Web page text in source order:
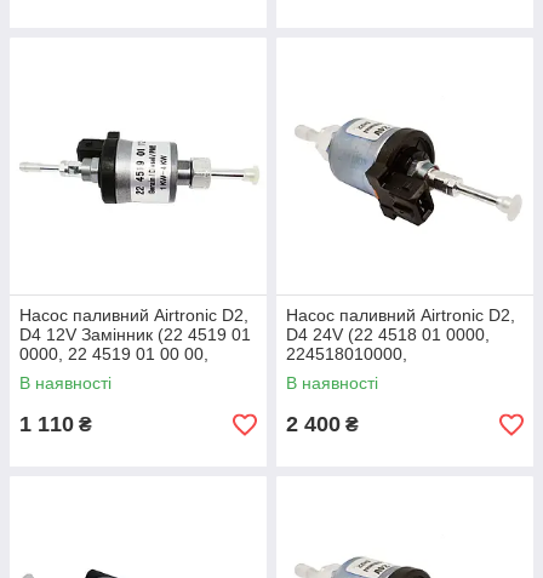
Насос паливний Airtronic D2,
D4 12V Замінник (22 4519 01
0000, 22 4519 01 00 00,
224519010000, 22 4519 01,
224519010000/Z)
В наявності
1 110 ₴
Насос паливний Airtronic D2,
D4 24V (22 4518 01 0000,
224518010000,
22.4518.01.0000, 22451801,
22 4518 01)
В наявності
2 400 ₴